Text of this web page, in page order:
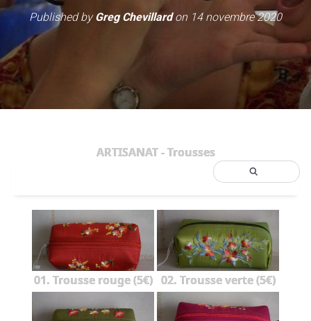
Published byGreg Chevillardon 14 novembre 2020
ARTISANAT - Trousses
01. Trousse rouge (5€) 02. Trousse verte (5€)